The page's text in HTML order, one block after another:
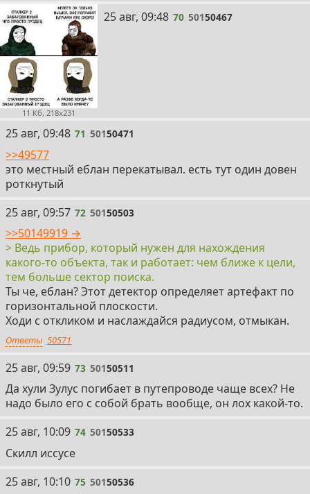
11 Кб, 218x231
70
25 авг, 09:48 70 50150467
71
25 авг, 09:48 71 50150471
>>49577
это местный еблан перекатывал. есть тут один довен
роткнутый
72
25 авг, 09:57 72 50150503
>>50149919 →
> Ведь прибор, который нужен для нахождения
какого-то объекта, так и работает: чем ближе к цели,
тем больше сектор поиска.
Ты че, еблан? Этот детектор определяет артефакт по
горизонтальной плоскости.
Ходи с откликом и наслаждайся радиусом, отмыкан.
Ответы 50571
73
25 авг, 09:59 73 50150511
Да хули Зулус погибает в путепроводе чаще всех? Не
надо было его с собой брать вообще, он лох какой-то.
74
25 авг, 10:09 74 50150533
Скилл иссусе
75
25 авг, 10:10 75 50150536